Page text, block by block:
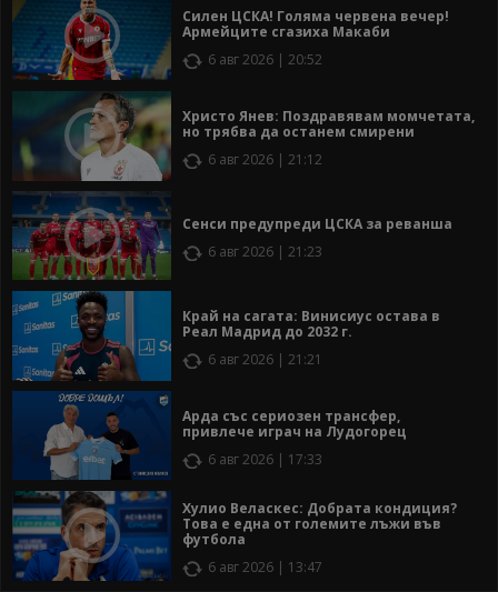
Силен ЦСКА! Голяма червена вечер!
Армейците сгазиха Макаби
6 авг 2026 | 20:52
Христо Янев: Поздравявам момчетата,
но трябва да останем смирени
6 авг 2026 | 21:12
Сенси предупреди ЦСКА за реванша
6 авг 2026 | 21:23
Край на сагата: Винисиус остава в
Реал Мадрид до 2032 г.
6 авг 2026 | 21:21
Арда със сериозен трансфер,
привлече играч на Лудогорец
6 авг 2026 | 17:33
Хулио Веласкес: Добрата кондиция?
Това е една от големите лъжи във
футбола
6 авг 2026 | 13:47